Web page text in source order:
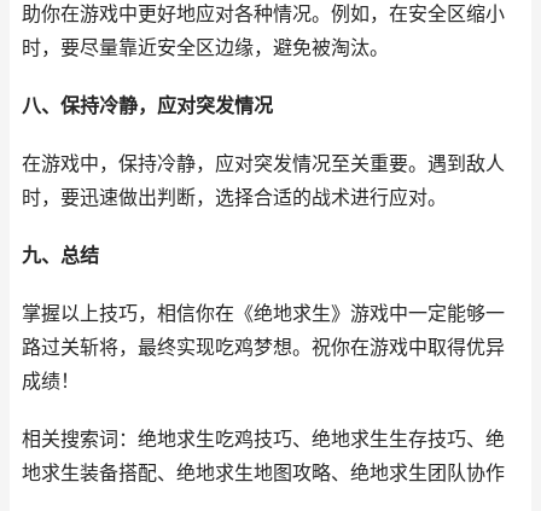
助你在游戏中更好地应对各种情况。例如，在安全区缩小
时，要尽量靠近安全区边缘，避免被淘汰。
八、保持冷静，应对突发情况
在游戏中，保持冷静，应对突发情况至关重要。遇到敌人
时，要迅速做出判断，选择合适的战术进行应对。
九、总结
掌握以上技巧，相信你在《绝地求生》游戏中一定能够一
路过关斩将，最终实现吃鸡梦想。祝你在游戏中取得优异
成绩！
相关搜索词：绝地求生吃鸡技巧、绝地求生生存技巧、绝
地求生装备搭配、绝地求生地图攻略、绝地求生团队协作